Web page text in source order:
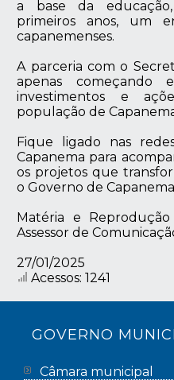
a base da
primeiros anos, um
capanemenses.
A parceria com o
apenas começando
investimentos e
população de
Fique ligado nas
Capanema para
os projetos que
o Governo de
Matéria e
Assessor de
27/01/2025
Acessos: 1241
GOVERNO
Câmara municipal